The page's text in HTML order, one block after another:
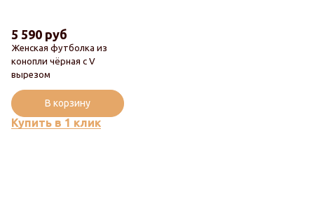
Новинка
Женская футболка из
конопли чёрная с V
вырезом
5 590 руб
Купить в 1 клик
В корзину